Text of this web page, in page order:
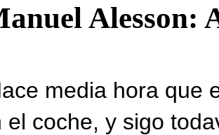
Alesson:
media hora que
el coche, y sigo